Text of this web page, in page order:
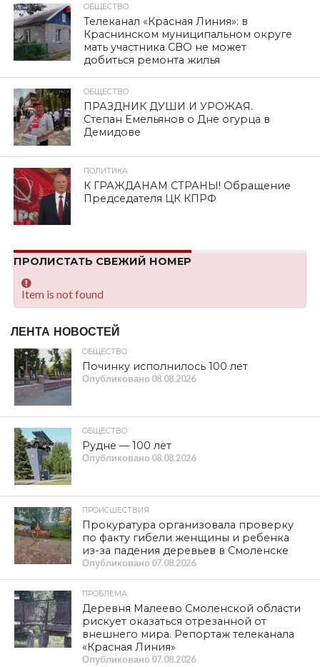
Автор: admin
Опубликовано02.09.2018
ДТП произошло днем 2 сентября на пересечении улиц
Соболева и 2-й Верхний Волок. Грузовой автомобиль
разбиты окна. Пострадали пассажиры автобуса, в том
числе дети. Одна из пассажирок в тяжелом состоянии.
На место аварии
председатель
транспорту
Предварительной
причиной аварии
называют поломку в
автомобиля.